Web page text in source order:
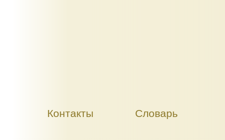
Контакты Словарь